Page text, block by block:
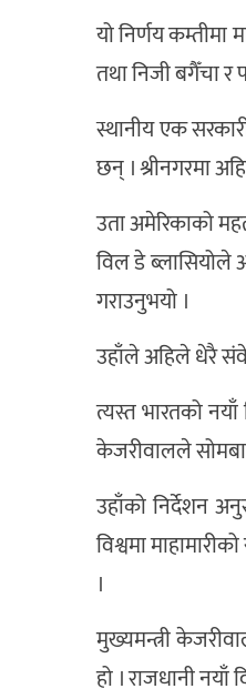
यो निर्णय कम्तीमा
तथा निजी बगैँचा र
स्थानीय एक
छन् । श्रीनगरमा
उता अमेरिकाको
विल डे ब्लासियोले
गराउनुभयो ।
उहाँले अहिले धेरै
त्यस्त भारतको नयाँ
केजरीवालले
उहाँको निर्देशन
विश्वमा
।
मुख्यमन्त्री
हो । राजधानी